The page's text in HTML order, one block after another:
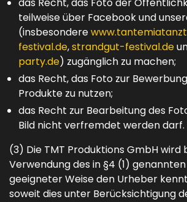
teilweise über Facebook und
(insbesondere
festival.de,strandgut-festival.de
party.de) zugänglich zu machen;
das Recht, das Foto zur
Produkte zu nutzen;
das Recht zur Bearbeitung des
Bild nicht verfremdet werden darf.
(3) Die TMT Produktions GmbH wird
Verwendung des in §4 (1) genannten
geeigneter Weise den Urheber
soweit dies unter Berücksichtigung